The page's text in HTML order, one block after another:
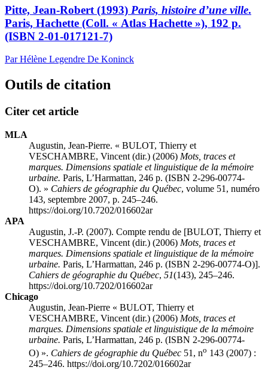
Pitte, Jean-Robert (1993) Paris, histoire d’une ville.
Paris, Hachette (Coll. « Atlas Hachette »), 192 p.
(ISBN 2-01-017121-7)
Par Hélène Legendre De Koninck
Outils de citation
Citer cet article
MLA
Augustin, Jean-Pierre. « BULOT, Thierry et
VESCHAMBRE, Vincent (dir.) (2006) Mots, traces et
marques. Dimensions spatiale et linguistique de la mémoire
urbaine. Paris, L’Harmattan, 246 p. (ISBN 2-296-00774-
O). » Cahiers de géographie du Québec, volume 51, numéro
143, septembre 2007, p. 245–246.
https://doi.org/10.7202/016602ar
APA
Augustin, J.-P. (2007). Compte rendu de [BULOT, Thierry et
VESCHAMBRE, Vincent (dir.) (2006) Mots, traces et
marques. Dimensions spatiale et linguistique de la mémoire
urbaine. Paris, L’Harmattan, 246 p. (ISBN 2-296-00774-O)].
Cahiers de géographie du Québec, 51(143), 245–246.
https://doi.org/10.7202/016602ar
Chicago
Augustin, Jean-Pierre « BULOT, Thierry et
VESCHAMBRE, Vincent (dir.) (2006) Mots, traces et
marques. Dimensions spatiale et linguistique de la mémoire
urbaine. Paris, L’Harmattan, 246 p. (ISBN 2-296-00774-
O) ». Cahiers de géographie du Québec 51, no 143 (2007) :
245–246. https://doi.org/10.7202/016602ar